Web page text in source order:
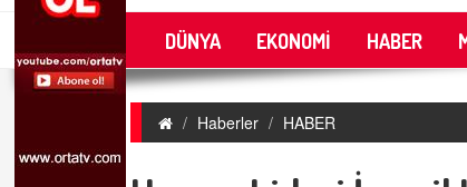
DÜNYA EKONOMİ HABER
Haberler HABER